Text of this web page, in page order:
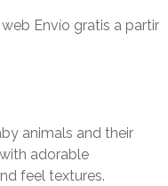
Envío gratis a partir
animals and their
adorable
feel textures.